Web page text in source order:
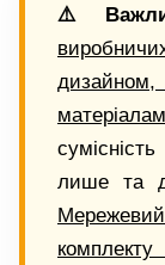
⚠️
лише та